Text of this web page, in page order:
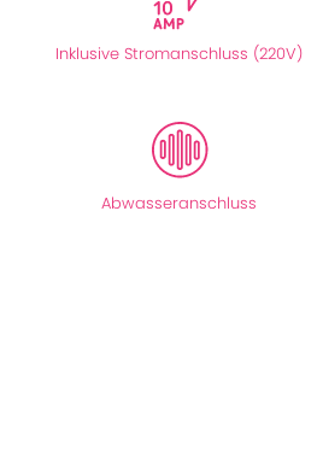
Inklusive Stromanschluss (220V)
Abwasseranschluss